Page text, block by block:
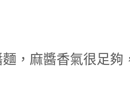
，麻醬香氣很足夠